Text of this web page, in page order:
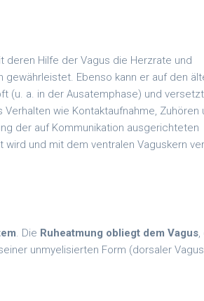
deren Hilfe der Vagus die Herzrate und
Ebenso kann er auf den
(u. a. in der Ausatemphase) und
wie Kontaktaufnahme, Zuhören
der auf Kommunikation ausgerichteten
wird und mit dem ventralen Vaguskern
. Die Ruheatmung obliegt dem Vagus,
unmyelisierten Form (dorsaler